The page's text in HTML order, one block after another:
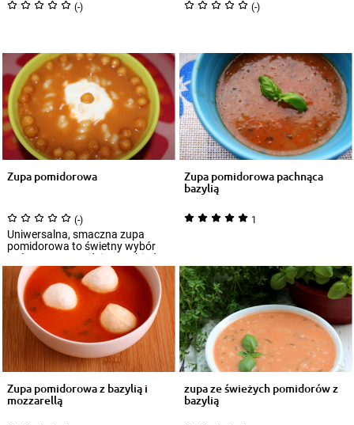
(-) (-)
Zupa pomidorowa
(-)
Uniwersalna, smaczna zupa
pomidorowa to świetny wybór
zwłaszcza na codzienny obiad.
Jak sprawić...
Zupa pomidorowa pachnąca
bazylią
1
Zupa pomidorowa z bazylią i
mozzarellą
zupa ze świeżych pomidorów z
bazylią